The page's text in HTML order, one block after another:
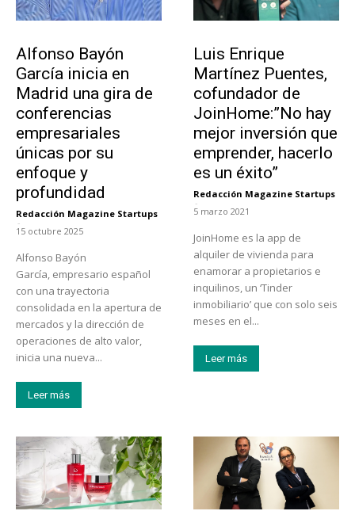
Alfonso Bayón
García inicia en
Madrid una gira de
conferencias
empresariales
únicas por su
enfoque y
profundidad
Redacción Magazine Startups
-
15 octubre 2025
Alfonso Bayón
García, empresario español
con una trayectoria
consolidada en la apertura de
mercados y la dirección de
operaciones de alto valor,
inicia una nueva...
Leer más
Luis Enrique
Martínez Puentes,
cofundador de
JoinHome:”No hay
mejor inversión que
emprender, hacerlo
es un éxito”
Redacción Magazine Startups
-
5 marzo 2021
JoinHome es la app de
alquiler de vivienda para
enamorar a propietarios e
inquilinos, un ‘Tinder
inmobiliario’ que con solo seis
meses en el...
Leer más